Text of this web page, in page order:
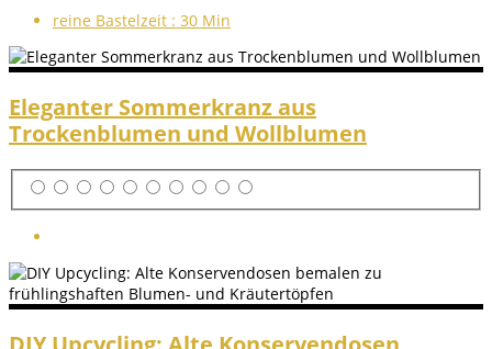
reine Bastelzeit : 30 Min
Eleganter Sommerkranz aus
Trockenblumen und Wollblumen